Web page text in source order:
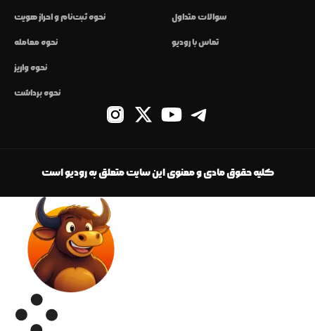
نحوه ثبت‌نام و احراز هویت
نحوه معامله
نحوه واریز
نحوه برداشت
سوالات متداول
تماس با رودیو
کلیه حقوق مادی و معنوی این سایت متعلق به رودیو است